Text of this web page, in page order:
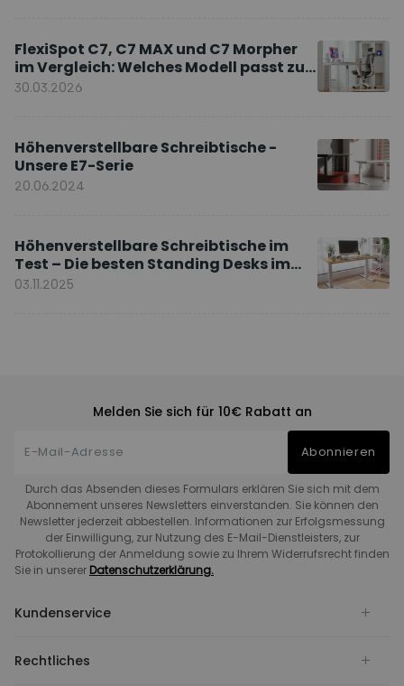
FlexiSpot C7, C7 MAX und C7 Morpher
im Vergleich: Welches Modell passt zu
Ihnen?
30.03.2026
Höhenverstellbare Schreibtische -
Unsere E7-Serie
20.06.2024
Höhenverstellbare Schreibtische im
Test – Die besten Standing Desks im
Vergleich
03.11.2025
Melden Sie sich für 10€ Rabatt an
Abonnieren
Durch das Absenden dieses Formulars erklären Sie sich mit dem
Abonnement unseres Newsletters einverstanden. Sie können den
Newsletter jederzeit abbestellen. Informationen zur Erfolgsmessung
der Einwilligung, zur Nutzung des E-Mail-Dienstleisters, zur
Protokollierung der Anmeldung sowie zu Ihrem Widerrufsrecht finden
Sie in unserer Datenschutzerklärung.
Kundenservice
Rechtliches